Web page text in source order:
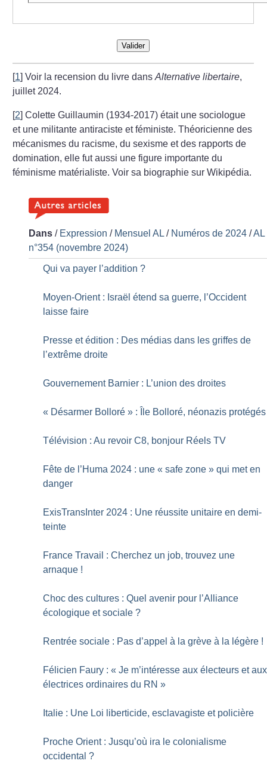
Valider
[1]Voir la recension du livre dansAlternative libertaire,
juillet 2024.
[2]Colette Guillaumin (1934-2017) était une sociologue
et une militante antiraciste et féministe. Théoricienne des
mécanismes du racisme, du sexisme et des rapports de
domination, elle fut aussi une figure importante du
féminisme matérialiste. Voir sa biographie sur Wikipédia.
Dans / Expression / Mensuel AL / Numéros de 2024 /AL
n°354 (novembre 2024)
Qui va payer l’addition ?
Moyen-Orient : Israël étend sa guerre, l’Occident
laisse faire
Presse et édition : Des médias dans les griffes de
l’extrême droite
Gouvernement Barnier : L’union des droites
« Désarmer Bolloré » : Île Bolloré, néonazis protégés
Télévision : Au revoir C8, bonjour Réels TV
Fête de l’Huma 2024 : une « safe zone » qui met en
danger
ExisTransInter 2024 : Une réussite unitaire en demi-
teinte
France Travail : Cherchez un job, trouvez une
arnaque !
Choc des cultures : Quel avenir pour l’Alliance
écologique et sociale ?
Rentrée sociale : Pas d’appel à la grève à la légère !
Félicien Faury : « Je m’intéresse aux électeurs et aux
électrices ordinaires du RN »
Italie : Une Loi liberticide, esclavagiste et policière
Proche Orient : Jusqu’où ira le colonialisme
occidental ?